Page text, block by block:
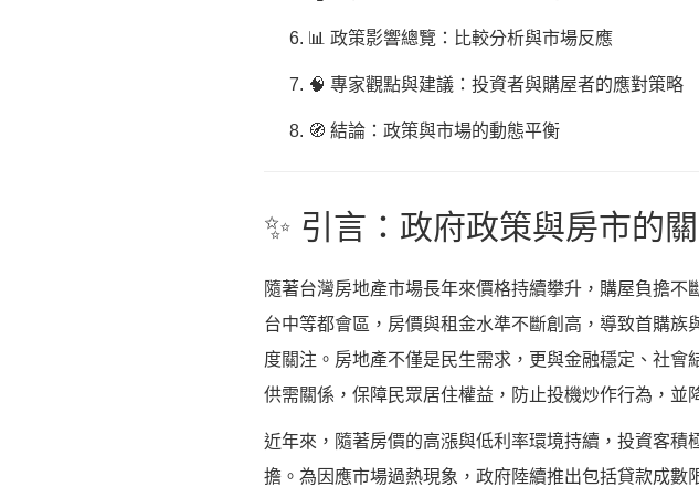
📊 政策影響總覽：比較分析與市場反應
🧠 專家觀點與建議：投資者與購屋者的應對策略
🧭 結論：政策與市場的動態平衡
✨ 引言：政府政策與房市的
隨著台灣房地產市場長年來價格持續攀升，購屋負擔
台中等都會區，房價與租金水準不斷創高，導致首購
度關注。房地產不僅是民生需求，更與金融穩定、社
供需關係，保障民眾居住權益，防止投機炒作行為，並
近年來，隨著房價的高漲與低利率環境持續，投資客
擔。為因應市場過熱現象，政府陸續推出包括貸款成